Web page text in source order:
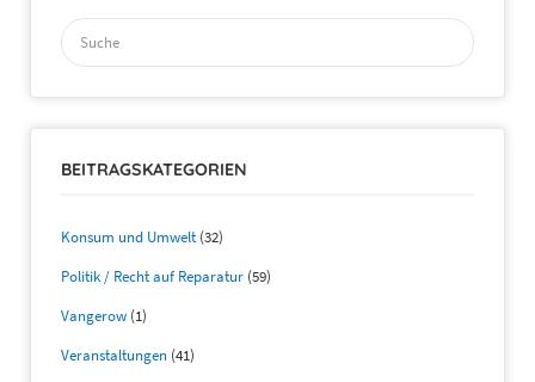
Suchen
nach:
BEITRAGSKATEGORIEN
Konsum und Umwelt(32)
Politik / Recht auf Reparatur (59)
Vangerow (1)
Veranstaltungen (41)